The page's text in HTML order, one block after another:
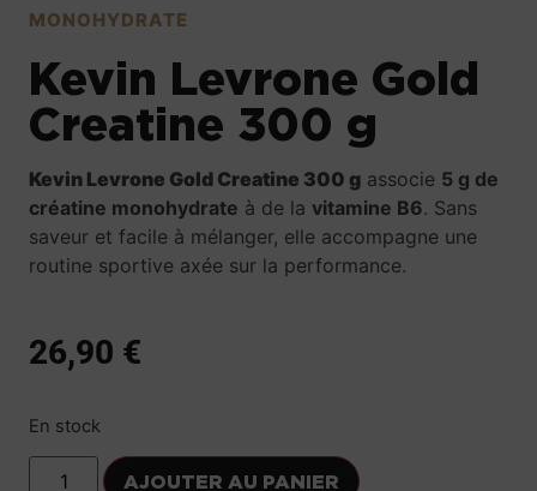
MONOHYDRATE
Kevin Levrone Gold
Creatine 300 g
Kevin Levrone Gold Creatine 300 g associe 5 g de
créatine monohydrate à de la vitamine B6. Sans
saveur et facile à mélanger, elle accompagne une
routine sportive axée sur la performance.
26,90 €
En stock
AJOUTER AU PANIER